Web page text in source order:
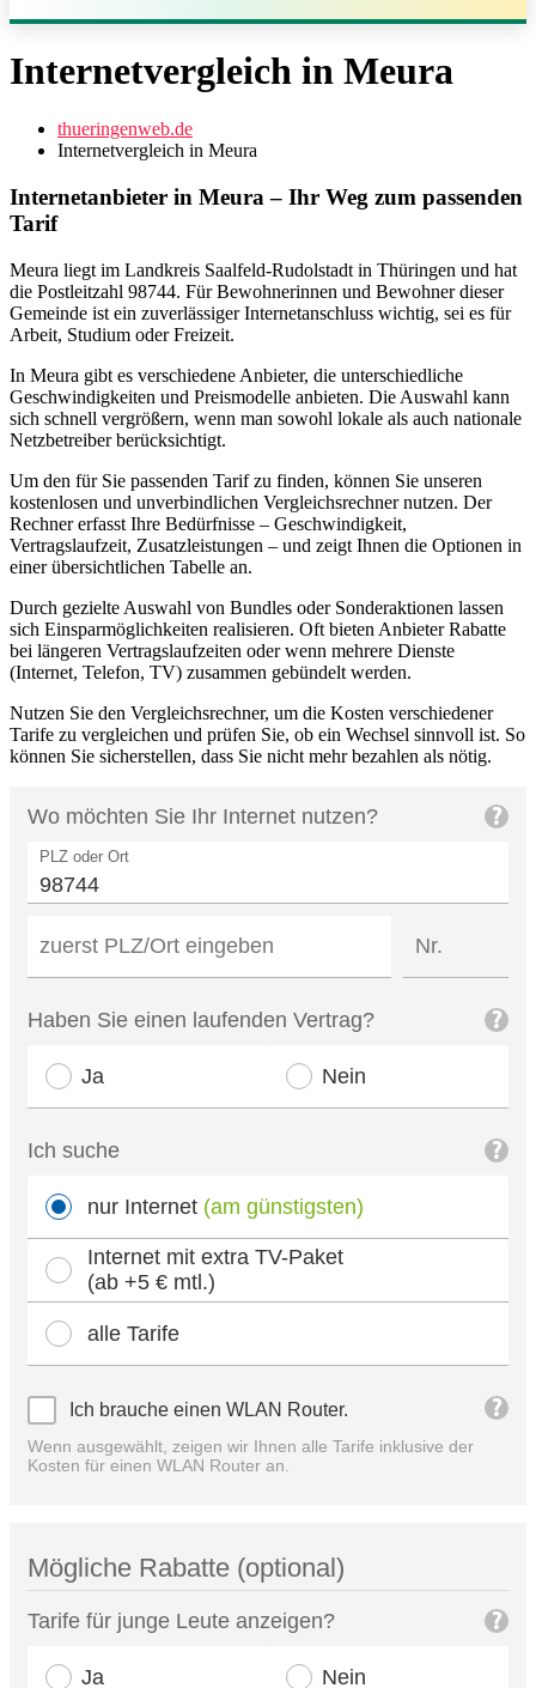
Internetvergleich in Meura
thueringenweb.de
Internetvergleich in Meura
Internetanbieter in Meura – Ihr Weg zum passenden
Tarif
Meura liegt im Landkreis Saalfeld-Rudolstadt in Thüringen und hat
die Postleitzahl 98744. Für Bewohnerinnen und Bewohner dieser
Gemeinde ist ein zuverlässiger Internetanschluss wichtig, sei es für
Arbeit, Studium oder Freizeit.
In Meura gibt es verschiedene Anbieter, die unterschiedliche
Geschwindigkeiten und Preismodelle anbieten. Die Auswahl kann
sich schnell vergrößern, wenn man sowohl lokale als auch nationale
Netzbetreiber berücksichtigt.
Um den für Sie passenden Tarif zu finden, können Sie unseren
kostenlosen und unverbindlichen Vergleichsrechner nutzen. Der
Rechner erfasst Ihre Bedürfnisse – Geschwindigkeit,
Vertragslaufzeit, Zusatzleistungen – und zeigt Ihnen die Optionen in
einer übersichtlichen Tabelle an.
Durch gezielte Auswahl von Bundles oder Sonderaktionen lassen
sich Einsparmöglichkeiten realisieren. Oft bieten Anbieter Rabatte
bei längeren Vertragslaufzeiten oder wenn mehrere Dienste
(Internet, Telefon, TV) zusammen gebündelt werden.
Nutzen Sie den Vergleichsrechner, um die Kosten verschiedener
Tarife zu vergleichen und prüfen Sie, ob ein Wechsel sinnvoll ist. So
können Sie sicherstellen, dass Sie nicht mehr bezahlen als nötig.